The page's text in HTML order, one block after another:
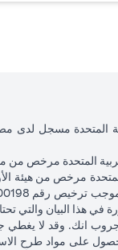
المتحدة مرخص من
في هذا البيان والتي
انك. وقد لا
على مواد طرح